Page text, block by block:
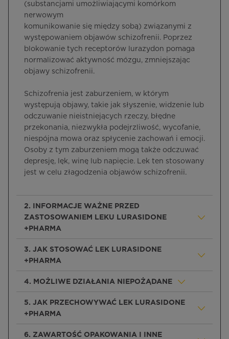
(substancjami umożliwiającymi komórkom
nerwowym
komunikowanie się między sobą) związanymi z
występowaniem objawów schizofrenii. Poprzez
blokowanie tych receptorów lurazydon pomaga
normalizować aktywność mózgu, zmniejszając
objawy schizofrenii.
Schizofrenia jest zaburzeniem, w którym
występują objawy, takie jak słyszenie, widzenie lub
odczuwanie nieistniejących rzeczy, błędne
przekonania, niezwykła podejrzliwość, wycofanie,
niespójna mowa oraz spłycenie zachowań i emocji.
Osoby z tym zaburzeniem mogą także odczuwać
depresję, lęk, winę lub napięcie. Lek ten stosowany
jest w celu złagodzenia objawów schizofrenii.
2. INFORMACJE WAŻNE PRZED
ZASTOSOWANIEM LEKU LURASIDONE
+PHARMA
3. JAK STOSOWAĆ LEK LURASIDONE
+PHARMA
4. MOŻLIWE DZIAŁANIA NIEPOŻĄDANE
5. JAK PRZECHOWYWAĆ LEK LURASIDONE
+PHARMA
6. ZAWARTOŚĆ OPAKOWANIA I INNE